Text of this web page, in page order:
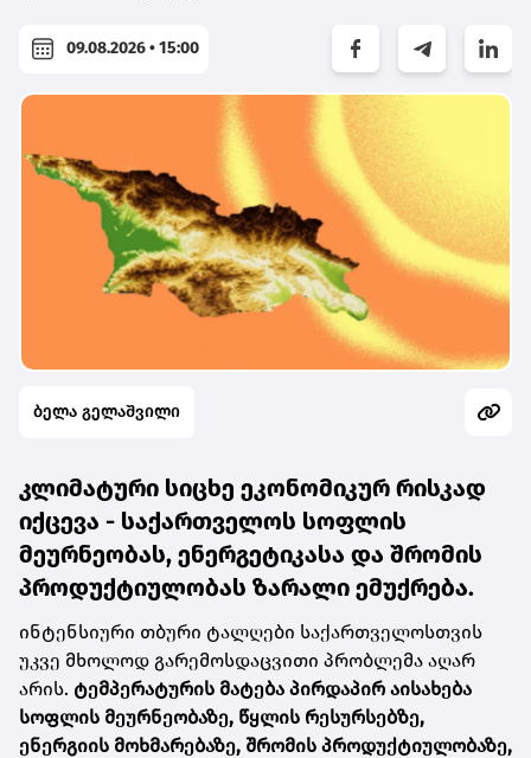
09.08.2026 • 15:00
ბელა გელაშვილი
კლიმატური სიცხე ეკონომიკურ რისკად
იქცევა - საქართველოს სოფლის
მეურნეობას, ენერგეტიკასა და შრომის
პროდუქტიულობას ზარალი ემუქრება.
ინტენსიური თბური ტალღები საქართველოსთვის
უკვე მხოლოდ გარემოსდაცვითი პრობლემა აღარ
არის. ტემპერატურის მატება პირდაპირ აისახება
სოფლის მეურნეობაზე, წყლის რესურსებზე,
ენერგიის მოხმარებაზე, შრომის პროდუქტიულობაზე,